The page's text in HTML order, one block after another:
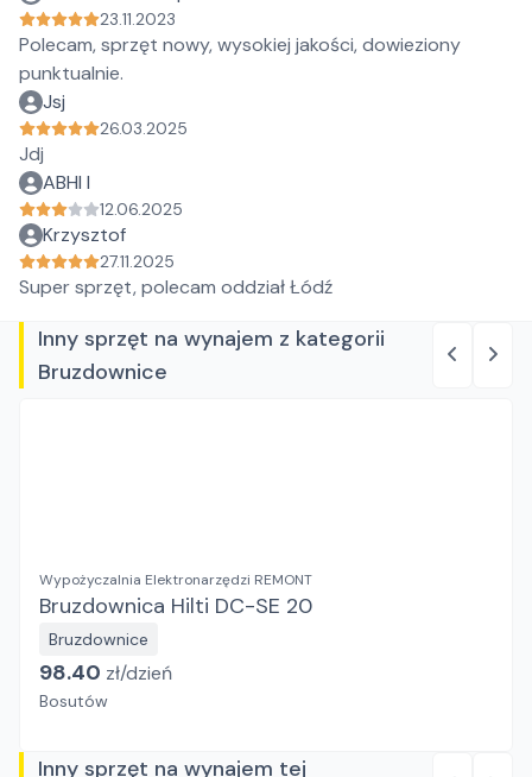
23.11.2023
Polecam, sprzęt nowy, wysokiej jakości, dowieziony
punktualnie.
Jsj
26.03.2025
Jdj
ABHI I
12.06.2025
Krzysztof
27.11.2025
Super sprzęt, polecam oddział Łódź
Inny sprzęt na wynajem z kategorii
Bruzdownice
Wypożyczalnia Elektronarzędzi REMONT
Bruzdownica Hilti DC-SE 20
Bruzdownice
98.40 zł/dzień
Bosutów
Inny sprzęt na wynajem tej